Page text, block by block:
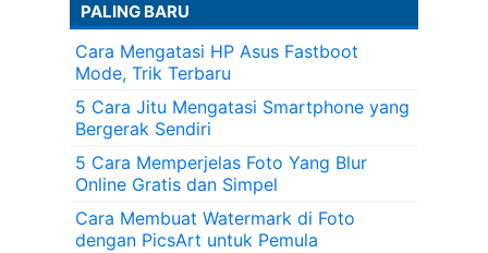
PALING BARU
Cara Mengatasi HP Asus Fastboot
Mode, Trik Terbaru
5 Cara Jitu Mengatasi Smartphone yang
Bergerak Sendiri
5 Cara Memperjelas Foto Yang Blur
Online Gratis dan Simpel
Cara Membuat Watermark di Foto
dengan PicsArt untuk Pemula